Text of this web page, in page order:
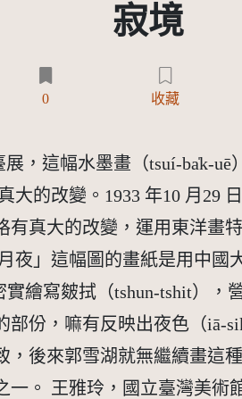
寂境
0 收藏
，這幅水墨畫（tsuí-ba̍k-
大的改變。1933 年10 月29
有真大的改變，運用東洋
夜」這幅圖的畫紙是用中
繪寫皴拭（tshun-tshit）
份，嘛有反映出夜色（iā-
後來郭雪湖就無繼續畫這
。 王雅玲，國立臺灣美術